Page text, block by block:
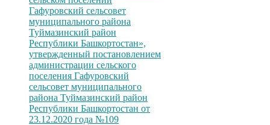
Гафуровский сельсовет
муниципального района
Туймазинский район
Республики Башкортостан»,
утвержденный постановлением
администрации сельского
поселения Гафуровский
сельсовет муниципального
района Туймазинский район
Республики Башкортостан от
23.12.2020 года №109